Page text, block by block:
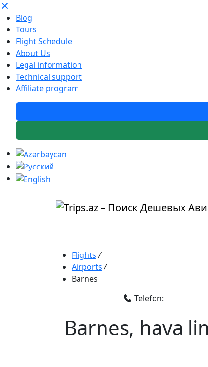
Blog
Tours
Flight Schedule
About Us
Legal information
Technical support
Affiliate program
Flights /
Airports /
Barnes
Telefon:
Barnes, hava